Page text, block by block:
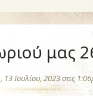
μας
Ιουλίου, 2023 στις